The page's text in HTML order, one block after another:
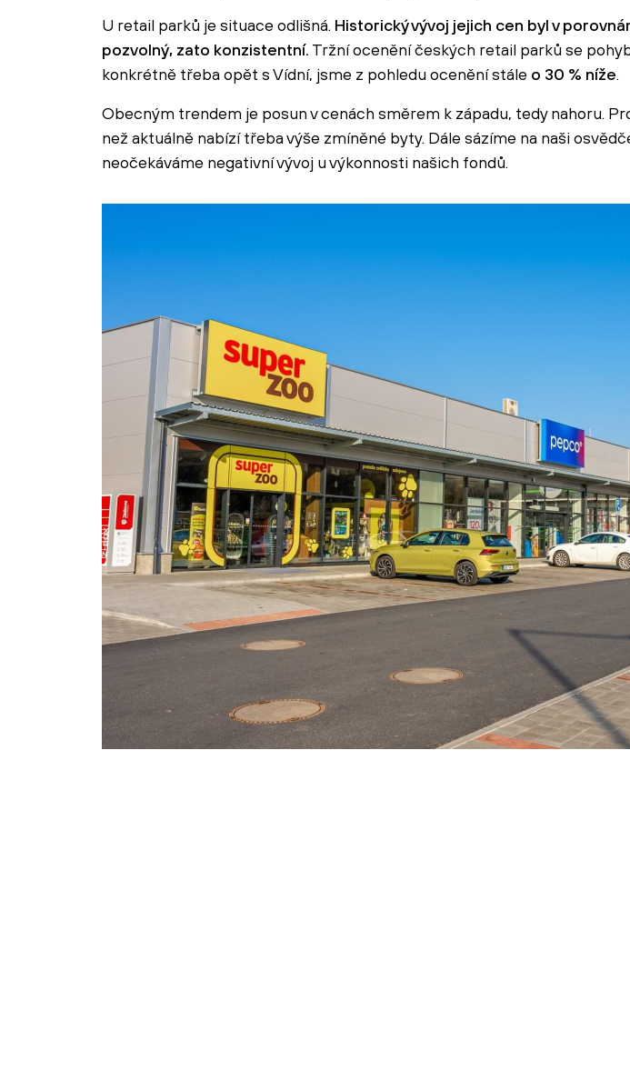
U retail parků je situace odlišná. Historický vývoj jejich cen byl v
pozvolný, zato konzistentní. Tržní ocenění českých retail parků se
konkrétně třeba opět s Vídní, jsme z pohledu ocenění stále o 30 % níže.
Obecným trendem je posun v cenách směrem k západu, tedy nahoru.
než aktuálně nabízí třeba výše zmíněné byty. Dále sázíme na naši
neočekáváme negativní vývoj u výkonnosti našich fondů.